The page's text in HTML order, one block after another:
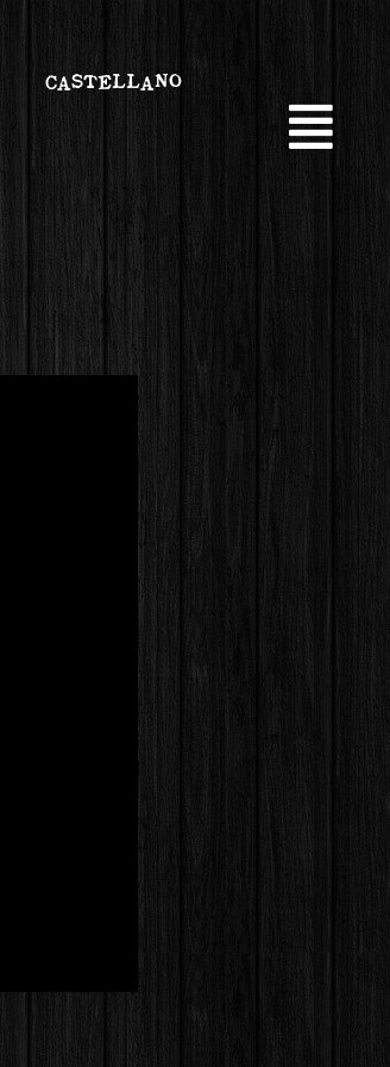
CASTELLANO